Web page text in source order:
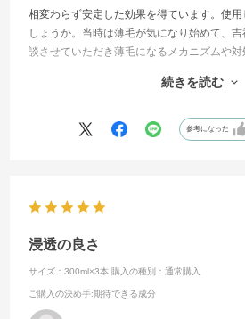
相変わらず安定した効果を得ています。使
しょうか。当時は薄毛が気になり始めて、
談させていただき薄毛になるメカニズムや
も保てていると思います。近頃は歳のせい
効果が期待できる商品があれば教えてくだ
続きを読む
参考になった
浸透の良さ
サイズ：300ml×3本 購入の種別：通常購入
ご購入の決め手:期待できる成分